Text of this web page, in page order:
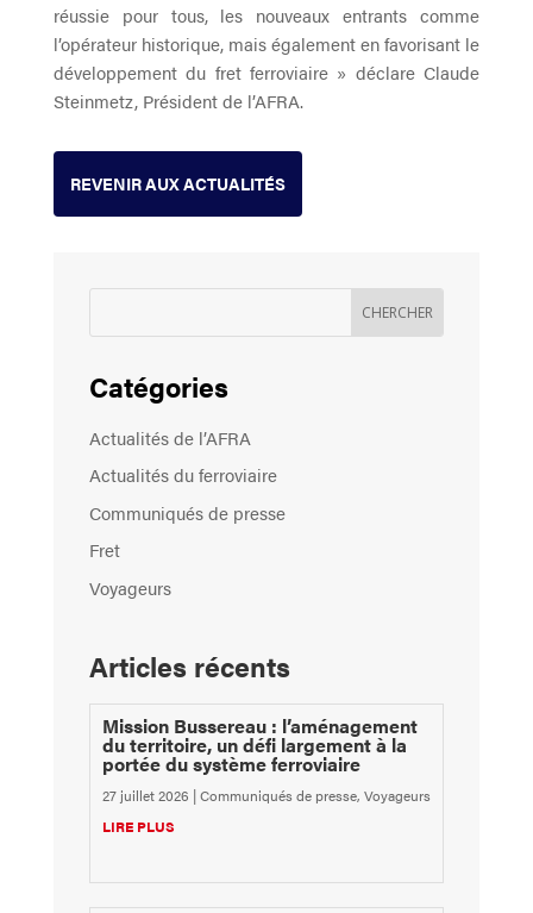
réussie pour tous, les nouveaux entrants comme
l’opérateur historique, mais également en favorisant le
développement du fret ferroviaire » déclare Claude
Steinmetz, Président de l’AFRA.
REVENIR AUX ACTUALITÉS
Catégories
Actualités de l’AFRA
Actualités du ferroviaire
Communiqués de presse
Fret
Voyageurs
Articles récents
Mission Bussereau : l’aménagement
du territoire, un défi largement à la
portée du système ferroviaire
27 juillet 2026 |Communiqués de presse, Voyageurs
LIRE PLUS